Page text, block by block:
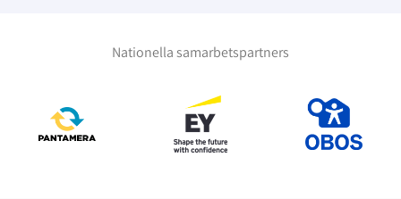
Nationella samarbetspartners